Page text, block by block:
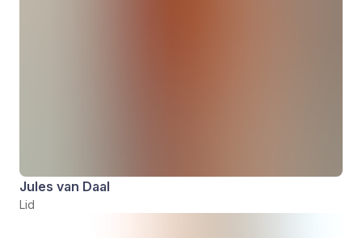
Jules van Daal
Lid